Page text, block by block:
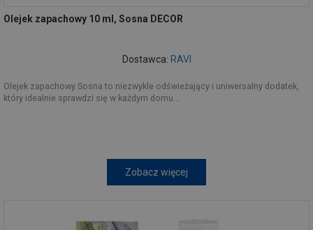
Olejek zapachowy 10 ml, Sosna DECOR
Dostawca: RAVI
Olejek zapachowy Sosna to niezwykle odświeżający i uniwersalny dodatek,
który idealnie sprawdzi się w każdym domu...
Zobacz więcej